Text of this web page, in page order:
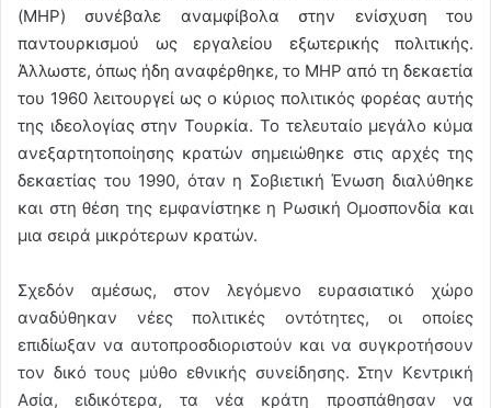
(MHP) συνέβαλε αναμφίβολα στην ενίσχυση του
παντουρκισμού ως εργαλείου εξωτερικής πολιτικής.
Άλλωστε, όπως ήδη αναφέρθηκε, το MHP από τη δεκαετία
του 1960 λειτουργεί ως ο κύριος πολιτικός φορέας αυτής
της ιδεολογίας στην Τουρκία. Το τελευταίο μεγάλο κύμα
ανεξαρτητοποίησης κρατών σημειώθηκε στις αρχές της
δεκαετίας του 1990, όταν η Σοβιετική Ένωση διαλύθηκε
και στη θέση της εμφανίστηκε η Ρωσική Ομοσπονδία και
μια σειρά μικρότερων κρατών.
Σχεδόν αμέσως, στον λεγόμενο ευρασιατικό χώρο
αναδύθηκαν νέες πολιτικές οντότητες, οι οποίες
επιδίωξαν να αυτοπροσδιοριστούν και να συγκροτήσουν
τον δικό τους μύθο εθνικής συνείδησης. Στην Κεντρική
Ασία, ειδικότερα, τα νέα κράτη προσπάθησαν να